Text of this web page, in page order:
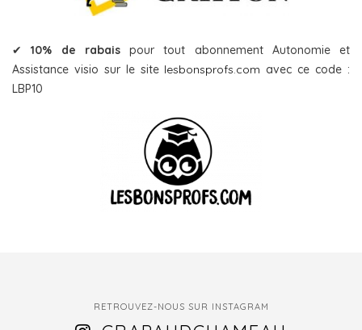
✔10% de rabaispour tout abonnement Autonomie et
Assistance visio sur le site lesbonsprofs.com avec ce code :
LBP10
RETROUVEZ-NOUS SUR INSTAGRAM